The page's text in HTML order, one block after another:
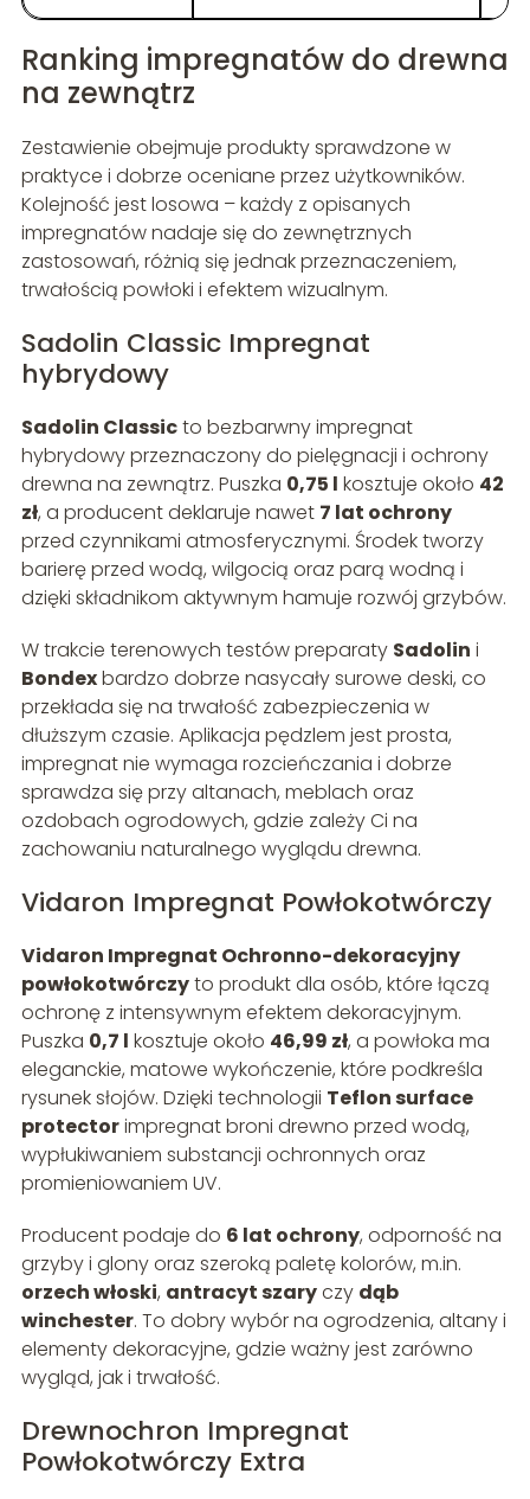
Ranking impregnatów do drewna
na zewnątrz
Zestawienie obejmuje produkty sprawdzone w
praktyce i dobrze oceniane przez użytkowników.
Kolejność jest losowa – każdy z opisanych
impregnatów nadaje się do zewnętrznych
zastosowań, różnią się jednak przeznaczeniem,
trwałością powłoki i efektem wizualnym.
Sadolin Classic Impregnat
hybrydowy
Sadolin Classicto bezbarwny impregnat
hybrydowy przeznaczony do pielęgnacji i ochrony
drewna na zewnątrz. Puszka 0,75 l kosztuje około 42
zł, a producent deklaruje nawet 7 lat ochrony
przed czynnikami atmosferycznymi. Środek tworzy
barierę przed wodą, wilgocią oraz parą wodną i
dzięki składnikom aktywnym hamuje rozwój grzybów.
W trakcie terenowych testów preparaty Sadolin i
Bondexbardzo dobrze nasycały surowe deski, co
przekłada się na trwałość zabezpieczenia w
dłuższym czasie. Aplikacja pędzlem jest prosta,
impregnat nie wymaga rozcieńczania i dobrze
sprawdza się przy altanach, meblach oraz
ozdobach ogrodowych, gdzie zależy Ci na
zachowaniu naturalnego wyglądu drewna.
Vidaron Impregnat Powłokotwórczy
Vidaron Impregnat Ochronno-dekoracyjny
powłokotwórczyto produkt dla osób, które łączą
ochronę z intensywnym efektem dekoracyjnym.
Puszka 0,7 l kosztuje około 46,99 zł, a powłoka ma
eleganckie, matowe wykończenie, które podkreśla
rysunek słojów. Dzięki technologii Teflon surface
protectorimpregnat broni drewno przed wodą,
wypłukiwaniem substancji ochronnych oraz
promieniowaniem UV.
Producent podaje do 6 lat ochrony, odporność na
grzyby i glony oraz szeroką paletę kolorów, m.in.
orzech włoski, antracyt szaryczy dąb
winchester. To dobry wybór na ogrodzenia, altany i
elementy dekoracyjne, gdzie ważny jest zarówno
wygląd, jak i trwałość.
Drewnochron Impregnat
Powłokotwórczy Extra